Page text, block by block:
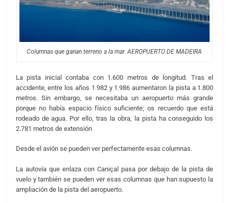
Columnas que ganan terreno a la mar. AEROPUERTO DE MADEIRA
La pista inicial contaba con 1.600 metros de longitud. Tras el
accidente, entre los años 1.982 y 1.986 aumentaron la pista a 1.800
metros. Sin embargo, se necesitaba un aeropuerto más grande
porque no había espacio físico suficiente; os recuerdo que está
rodeado de agua. Por ello, tras la obra, la pista ha conseguido los
2.781 metros de extensión
Desde el avión se pueden ver perfectamente esas columnas.
La autovía que enlaza con Caniçal pasa por debajo de la pista de
vuelo y también se pueden ver esas columnas que han supuesto la
ampliación de la pista del aeropuerto.